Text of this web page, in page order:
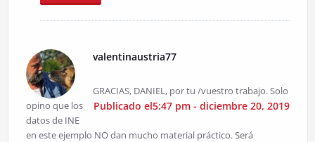
valentinaustria77
Publicado el5:47 pm - diciembre 20, 2019
GRACIAS, DANIEL, por tu /vuestro trabajo. Solo
opino que los
datos de INE
en este ejemplo NO dan mucho material práctico. Será